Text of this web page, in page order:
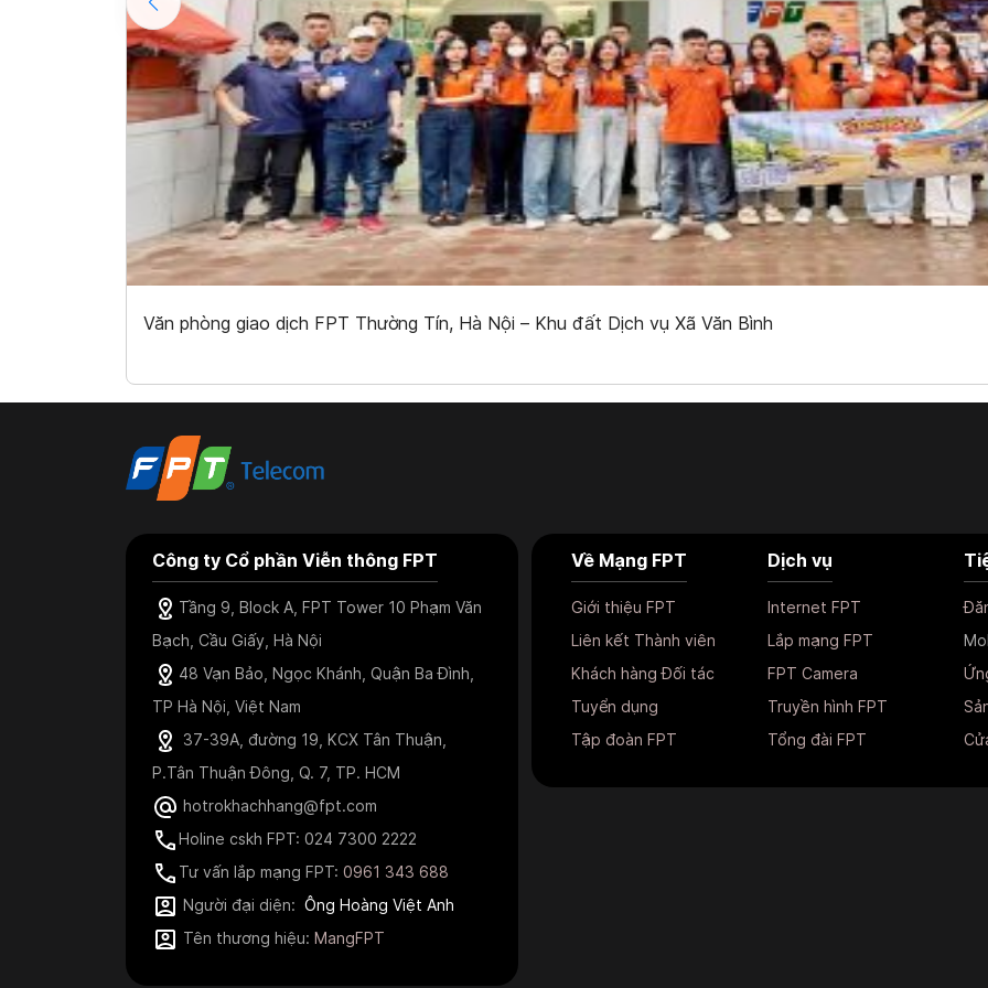
Văn phòng giao dịch FPT Thường Tín, Hà Nội – Khu đất Dịch vụ Xã Văn Bình
Công ty Cổ phần Viễn thông FPT
Tầng 9, Block A, FPT Tower 10 Phạm Văn
Bạch, Cầu Giấy, Hà Nội
48 Vạn Bảo, Ngọc Khánh, Quận Ba Đình,
TP Hà Nội, Việt Nam
37-39A, đường 19, KCX Tân Thuận,
P.Tân Thuận Đông, Q. 7, TP. HCM
hotrokhachhang@fpt.com
Holine cskh FPT: 024 7300 2222
Tư vấn lắp mạng FPT: 0961 343 688
Người đại diện: Ông Hoàng Việt Anh
Tên thương hiệu: MangFPT
Về Mạng FPT
Giới thiệu FPT
Liên kết Thành viên
Khách hàng Đối tác
Tuyển dụng
Tập đoàn FPT
Dịch vụ
Internet FPT
Lắp mạng FPT
FPT Camera
Truyền hình FPT
Tổng đài FPT